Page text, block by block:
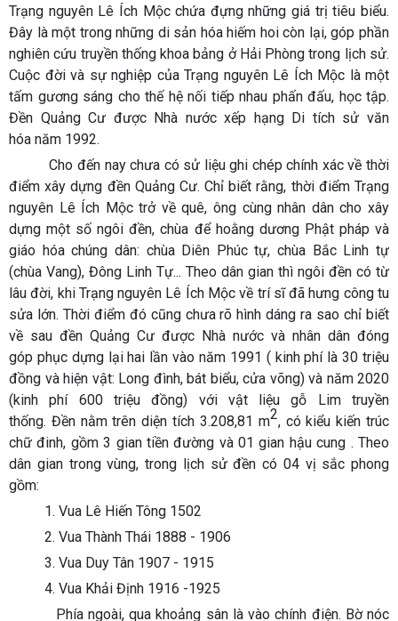
Trạng nguyên Lê Ích Mộc chứa đựng những giá trị tiêu biểu.
Đây là một trong những di sản hóa hiếm hoi còn lại, góp phần
nghiên cứu truyền thống khoa bảng ở Hải Phòng trong lịch sử.
Cuộc đời và sự nghiệp của Trạng nguyên Lê Ích Mộc là một
tấm gương sáng cho thế hệ nối tiếp nhau phấn đấu, học tập.
Đền Quảng Cư được Nhà nước xếp hạng Di tích sử văn
hóa năm 1992.
Cho đến nay chưa có sử liệu ghi chép chính xác về thời
điểm xây dựng đền Quảng Cư. Chỉ biết rằng, thời điểm Trạng
nguyên Lê Ích Mộc trở về quê, ông cùng nhân dân cho xây
dựng một số ngôi đền, chùa để hoằng dương Phật pháp và
giáo hóa chúng dân: chùa Diên Phúc tự, chùa Bắc Linh tự
(chùa Vang), Đông Linh Tự... Theo dân gian thì ngôi đền có từ
lâu đời, khi Trạng nguyên Lê Ích Mộc về trí sĩ đã hưng công tu
sửa lớn. Thời điểm đó cũng chưa rõ hình dáng ra sao chỉ biết
về sau đền Quảng Cư được Nhà nước và nhân dân đóng
góp phục dựng lại hai lần vào năm 1991 ( kinh phí là 30 triệu
đồng và hiện vật: Long đình, bát biểu, cửa võng) và năm 2020
(kinh phí 600 triệu đồng) với vật liệu gỗ Lim truyền
thống. Đền nằm trên diện tích 3.208,81 m2, có kiểu kiến trúc
chữ đinh, gồm 3 gian tiền đường và 01 gian hậu cung . Theo
dân gian trong vùng, trong lịch sử đền có 04 vị sắc phong
gồm:
1. Vua Lê Hiến Tông 1502
2. Vua Thành Thái 1888 - 1906
3. Vua Duy Tân 1907 - 1915
4. Vua Khải Định 1916 -1925
Phía ngoài, qua khoảng sân là vào chính điện. Bờ nóc